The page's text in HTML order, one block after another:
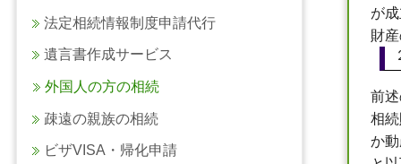
が
財
前
相
か
法定相続情報制度申請代行
遺言書作成サービス
外国人の方の相続
疎遠の親族の相続
ビザVISA・帰化申請